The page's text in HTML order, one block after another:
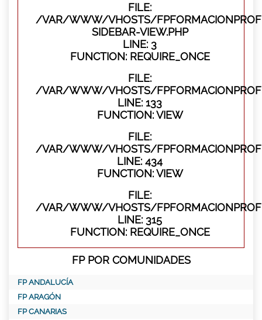
FILE:
/VAR/WWW/VHOSTS/
SIDEBAR-VIEW.PHP
LINE: 3
FUNCTION: REQUIRE_ONCE
FILE:
/VAR/WWW/VHOSTS/
LINE: 133
FUNCTION: VIEW
FILE:
/VAR/WWW/VHOSTS/
LINE: 434
FUNCTION: VIEW
FILE:
/VAR/WWW/VHOSTS/
LINE: 315
FUNCTION: REQUIRE_ONCE
FP POR COMUNIDADES
FP ANDALUCÍA
FP ARAGÓN
FP CANARIAS